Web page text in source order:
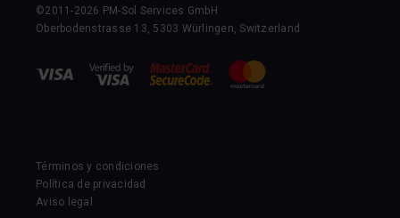
©2011-2026 PM-Sol Services GmbH
Oberbodenstrasse 13, 5303 Würlingen, Switzerland
Términos y condiciones
Política de privacidad
Aviso legal